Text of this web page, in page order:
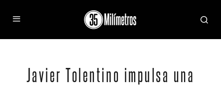
Javier Tolentino impulsa una